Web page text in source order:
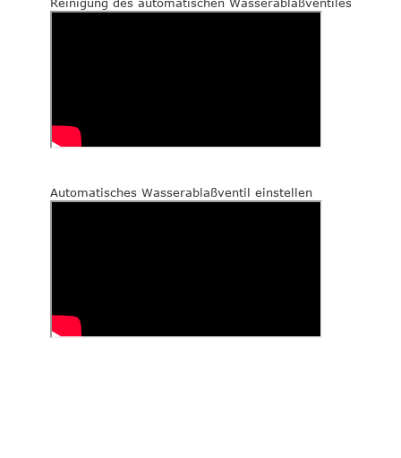
Reinigung des automatischen Wasserablaßventiles
Automatisches Wasserablaßventil einstellen